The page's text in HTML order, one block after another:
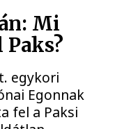
Mi
egykori
Egonnak
fel a Paksi